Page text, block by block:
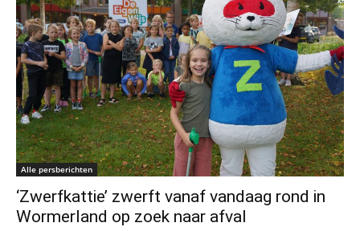
Alle persberichten
‘Zwerfkattie’ zwerft vanaf vandaag rond in
Wormerland op zoek naar afval